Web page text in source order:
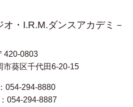
・I.R.M.ダンスアカデミ－
420-0803
市葵区千代田6-20-15
054-294-8880
054-294-8887